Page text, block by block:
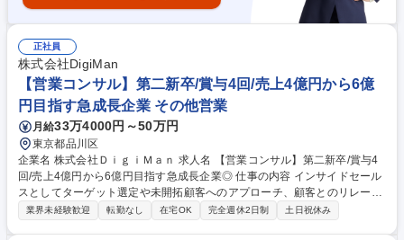
正社員
株式会社DigiMan
【営業コンサル】第二新卒/賞与4回/売上4億円から6億
円目指す急成長企業 その他営業
月給33万4000円～50万円
東京都品川区
企業名 株式会社ＤｉｇｉＭａｎ 求人名 【営業コンサル】第二新卒/賞与4
回/売上4億円から6億円目指す急成長企業◎ 仕事の内容 インサイドセール
スとしてターゲット選定や未開拓顧客へのアプローチ、顧客とのリレーシ
ョン構築等をお任せ。営業の0→1を生み出す力を養い、コンサルタントへ
業界未経験歓迎 転勤なし 在宅OK 完全週休2日制 土日祝休み